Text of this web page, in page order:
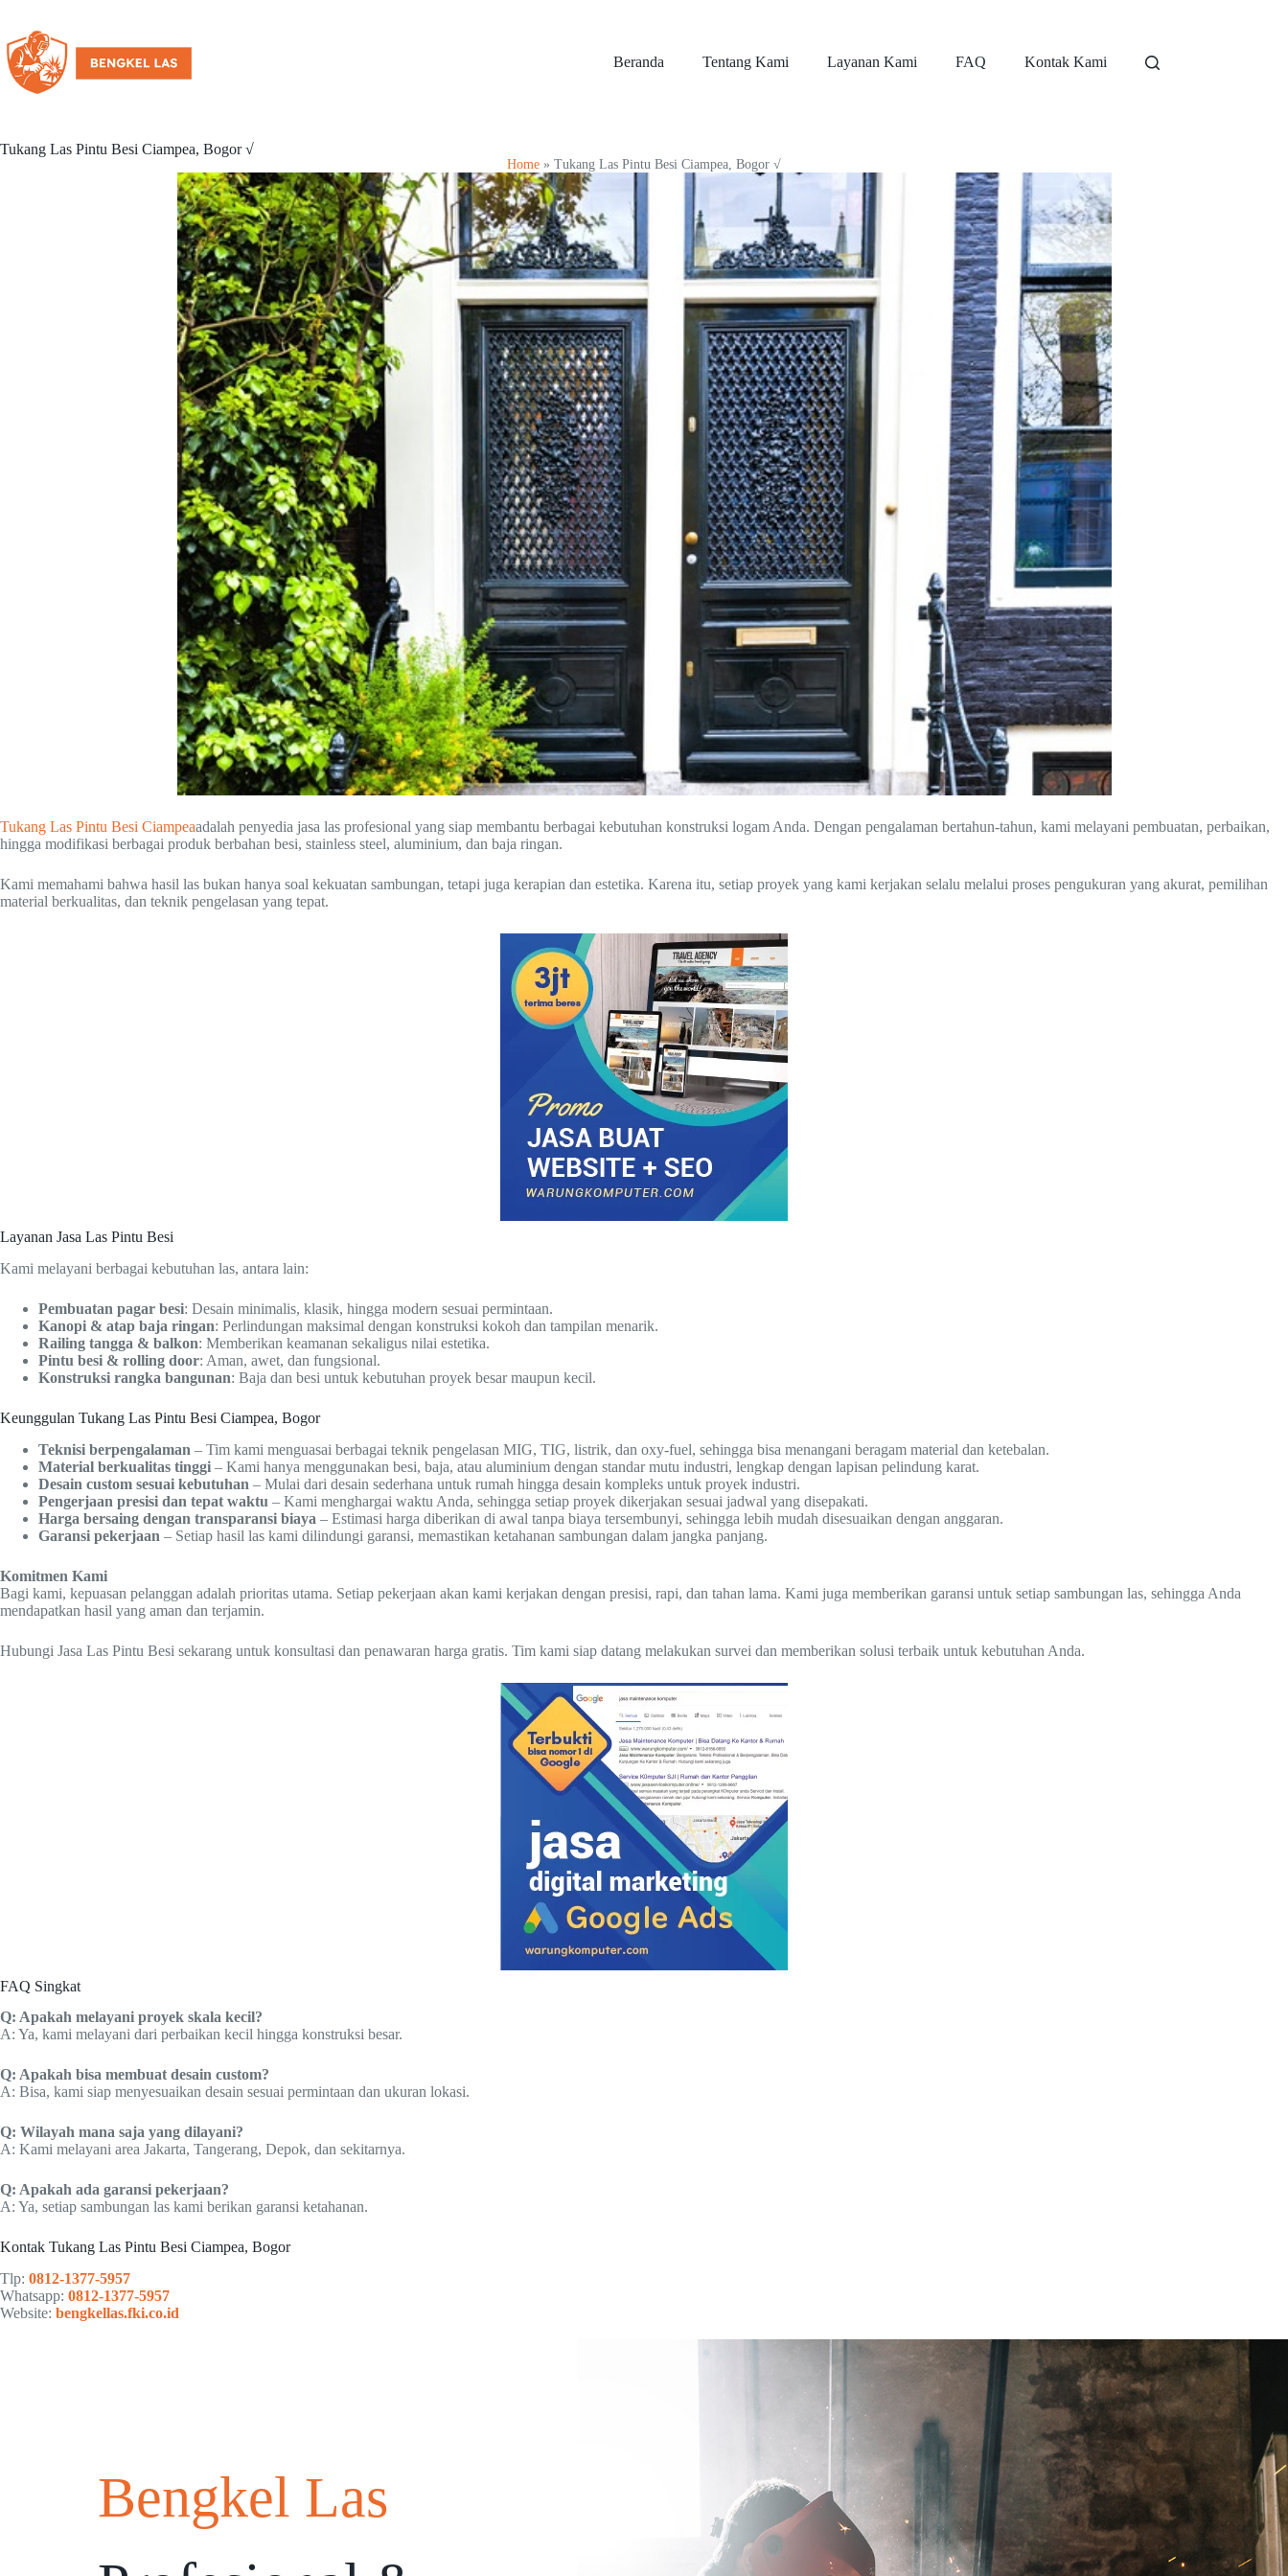
Beranda Tentang Kami Layanan Kami FAQ Kontak Kami
Tukang Las Pintu Besi Ciampea, Bogor √
Home » Tukang Las Pintu Besi Ciampea, Bogor √
Tukang Las Pintu Besi Ciampeaadalah penyedia jasa las profesional yang siap membantu berbagai kebutuhan konstruksi logam Anda. Dengan pengalaman bertahun-tahun, kami melayani pembuatan, perbaikan,
hingga modifikasi berbagai produk berbahan besi, stainless steel, aluminium, dan baja ringan.
Kami memahami bahwa hasil las bukan hanya soal kekuatan sambungan, tetapi juga kerapian dan estetika. Karena itu, setiap proyek yang kami kerjakan selalu melalui proses pengukuran yang akurat, pemilihan
material berkualitas, dan teknik pengelasan yang tepat.
Layanan Jasa Las Pintu Besi
Kami melayani berbagai kebutuhan las, antara lain:
Pembuatan pagar besi: Desain minimalis, klasik, hingga modern sesuai permintaan.
Kanopi & atap baja ringan: Perlindungan maksimal dengan konstruksi kokoh dan tampilan menarik.
Railing tangga & balkon: Memberikan keamanan sekaligus nilai estetika.
Pintu besi & rolling door: Aman, awet, dan fungsional.
Konstruksi rangka bangunan: Baja dan besi untuk kebutuhan proyek besar maupun kecil.
Keunggulan Tukang Las Pintu Besi Ciampea, Bogor
Teknisi berpengalaman – Tim kami menguasai berbagai teknik pengelasan MIG, TIG, listrik, dan oxy-fuel, sehingga bisa menangani beragam material dan ketebalan.
Material berkualitas tinggi – Kami hanya menggunakan besi, baja, atau aluminium dengan standar mutu industri, lengkap dengan lapisan pelindung karat.
Desain custom sesuai kebutuhan – Mulai dari desain sederhana untuk rumah hingga desain kompleks untuk proyek industri.
Pengerjaan presisi dan tepat waktu – Kami menghargai waktu Anda, sehingga setiap proyek dikerjakan sesuai jadwal yang disepakati.
Harga bersaing dengan transparansi biaya – Estimasi harga diberikan di awal tanpa biaya tersembunyi, sehingga lebih mudah disesuaikan dengan anggaran.
Garansi pekerjaan – Setiap hasil las kami dilindungi garansi, memastikan ketahanan sambungan dalam jangka panjang.
Komitmen Kami
Bagi kami, kepuasan pelanggan adalah prioritas utama. Setiap pekerjaan akan kami kerjakan dengan presisi, rapi, dan tahan lama. Kami juga memberikan garansi untuk setiap sambungan las, sehingga Anda
mendapatkan hasil yang aman dan terjamin.
Hubungi Jasa Las Pintu Besi sekarang untuk konsultasi dan penawaran harga gratis. Tim kami siap datang melakukan survei dan memberikan solusi terbaik untuk kebutuhan Anda.
FAQ Singkat
Q: Apakah melayani proyek skala kecil?
A: Ya, kami melayani dari perbaikan kecil hingga konstruksi besar.
Q: Apakah bisa membuat desain custom?
A: Bisa, kami siap menyesuaikan desain sesuai permintaan dan ukuran lokasi.
Q: Wilayah mana saja yang dilayani?
A: Kami melayani area Jakarta, Tangerang, Depok, dan sekitarnya.
Q: Apakah ada garansi pekerjaan?
A: Ya, setiap sambungan las kami berikan garansi ketahanan.
Kontak Tukang Las Pintu Besi Ciampea, Bogor
Tlp: 0812-1377-5957
Whatsapp: 0812-1377-5957
Website: bengkellas.fki.co.id
Bengkel Las